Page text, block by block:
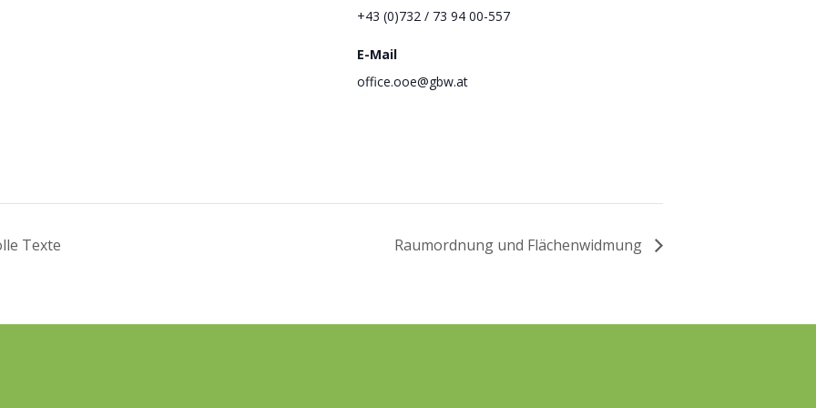
+43 (0)732 / 73 94 00-557
E-Mail
office.ooe@gbw.at
Texte Raumordnung und Flächenwidmung